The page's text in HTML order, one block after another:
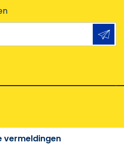
vermeldingen